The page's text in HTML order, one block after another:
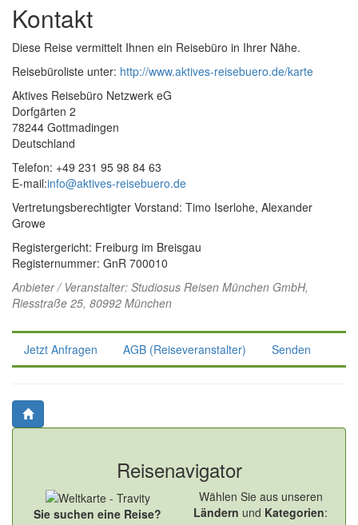
Kontakt
Diese Reise vermittelt Ihnen ein Reisebüro in Ihrer Nähe.
Reisebüroliste unter: http://www.aktives-reisebuero.de/karte
Aktives Reisebüro Netzwerk eG
Dorfgärten 2
78244 Gottmadingen
Deutschland
Telefon: +49 231 95 98 84 63
E-mail:info@aktives-reisebuero.de
Vertretungsberechtigter Vorstand: Timo Iserlohe, Alexander
Growe
Registergericht: Freiburg im Breisgau
Registernummer: GnR 700010
Anbieter / Veranstalter: Studiosus Reisen München GmbH,
Riesstraße 25, 80992 München
Jetzt Anfragen AGB (Reiseveranstalter) Senden
Reisenavigator
Sie suchen eine Reise?
Wählen Sie aus unseren
Ländern und Kategorien: